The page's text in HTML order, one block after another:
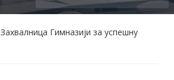
Захвалница Гимназији за успешну